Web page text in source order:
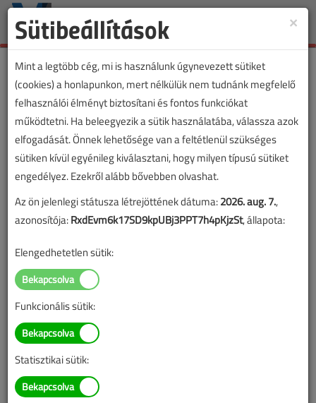
Toggle
Megdőlt a magyar
áramfogyasztási rekord
2019. december 9. |
×
Sütibeállítások
Mint a legtöbb cég, mi is használunk úgynevezett sütiket
(cookies) a honlapunkon, mert nélkülük nem tudnánk megfelelő
felhasználói élményt biztosítani és fontos funkciókat
működtetni. Ha beleegyezik a sütik használatába, válassza azok
elfogadását. Önnek lehetősége van a feltétlenül szükséges
sütiken kívül egyénileg kiválasztani, hogy milyen típusú sütiket
engedélyez. Ezekről alább bővebben olvashat.
Az ön jelenlegi státusza létrejöttének dátuma:2026. aug. 7.,
azonosítója:RxdEvm6k17SD9kpUBj3PPT7h4pKjzSt, állapota:
Elengedhetetlen sütik:
Funkcionális sütik:
Statisztikai sütik: